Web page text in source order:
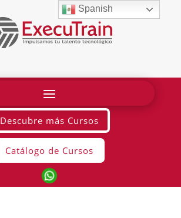
Descubre más Cursos
Catálogo de Cursos
Spanish